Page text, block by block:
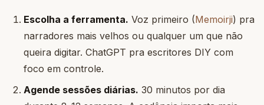
Escolha a ferramenta. Voz primeiro (Memoirji) pra
narradores mais velhos ou qualquer um que não
queira digitar. ChatGPT pra escritores DIY com
foco em controle.
Agende sessões diárias. 30 minutos por dia